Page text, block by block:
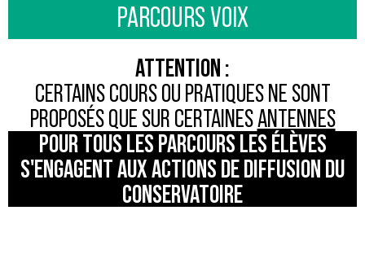
PARCOURS VOIX
ATTENTION :
CERTAINS COURS OU PRATIQUES NE SONT
PROPOSÉS QUE SUR CERTAINESANTENNES
POUR TOUS LES PARCOURS LES ÉLÈVES
S'ENGAGENT AUX ACTIONS DE DIFFUSION DU
CONSERVATOIRE